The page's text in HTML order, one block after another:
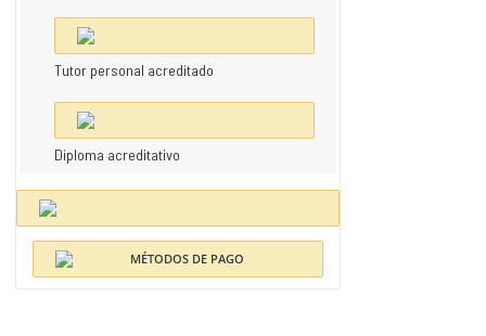
Tutor personal acreditado
Diploma acreditativo